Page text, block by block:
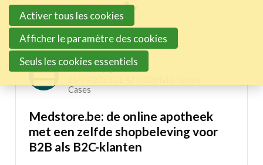
main
content
Inspiring projects menu
Digital Champs Cases
Sandy Tijtgat
Cases
Medstore.be: de online apotheek
met een zelfde shopbeleving voor
B2B als B2C-klanten
Le Toolbox
Annuaire prestataires
A propos
Activer tous les cookies
Afficher le paramètre des cookies
Seuls les cookies essentiels